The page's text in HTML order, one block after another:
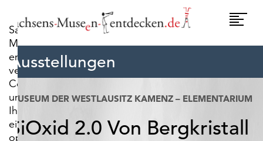
Sachsens-
Museen-
entdecken.de
verwendet
Cookies,
um
Ihnen
ein
optimales
Ausstellungen
MUSEUM DER WESTLAUSITZ KAMENZ – ELEMENTARIUM
SiOxid 2.0 Von Bergkristall